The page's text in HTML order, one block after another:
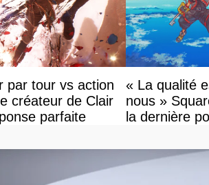
par tour vs action
créateur de Clair
parfaite
« La qualité
nous »
la dernière